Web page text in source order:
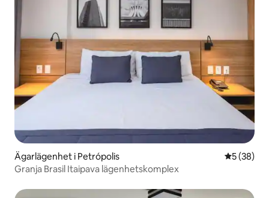
Ägarlägenhet i Petrópolis 5 av 5 i
5 (38)
Granja Brasil Itaipava lägenhetskomplex